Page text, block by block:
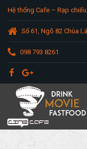
Hệ thống Cafe – Rạp
Số 61, Ngõ 82 Chùa
098 793 8261